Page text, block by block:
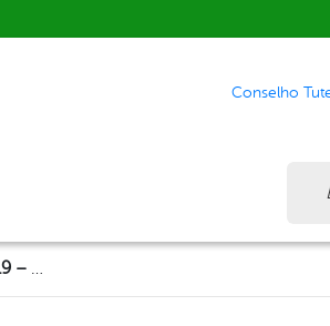
Conselho
PROCESSO ADMINISTRATIVO Nº 062/2019 – TOMADA DE PREÇOS Nº 002/2019 – ENCERRADO